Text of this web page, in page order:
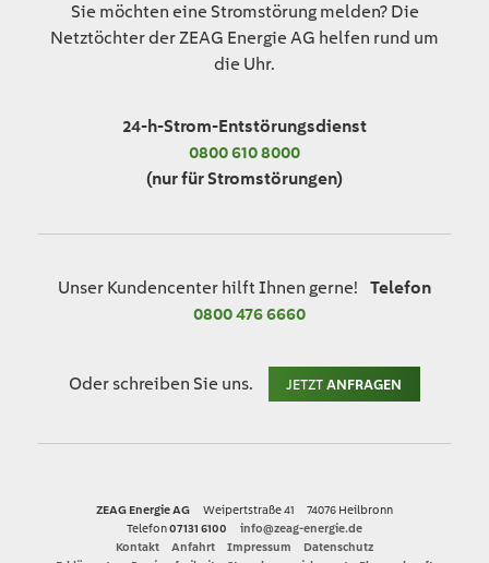
Sie möchten eine Stromstörung melden? Die
Netztöchter der ZEAG Energie AG helfen rund um
die Uhr.
24-h-Strom-Entstörungsdienst
0800 610 8000
(nur für Stromstörungen)
Unser Kundencenter hilft Ihnen gerne!
Telefon
0800 476 6660
Oder schreiben Sie uns. JETZTANFRAGEN
ZEAG Energie AG Weipertstraße 41
74076 Heilbronn
Telefon07131 6100
info@zeag-energie.de
Kontakt
Anfahrt Impressum
Datenschutz